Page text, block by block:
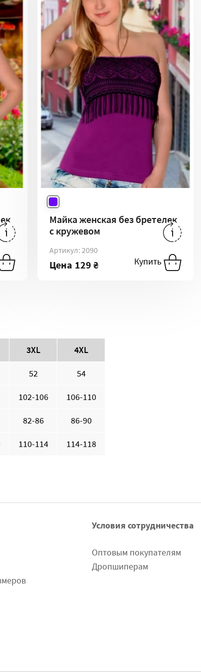
L
Майка женская без бретелек
с кружевом
Артикул: 2090
Цена 129 ₴ Купить
M/L
Купить
3XL 4XL
52 54
102-106 106-110
82-86 86-90
110-114 114-118
Условия сотрудничества
Оптовым покупателям
Дропшиперам